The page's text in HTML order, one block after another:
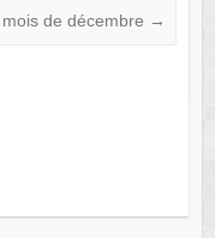
de décembre →